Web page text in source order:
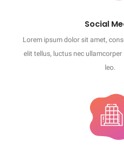
Social
Lorem ipsum dolor sit amet,
elit tellus, luctus nec
leo.